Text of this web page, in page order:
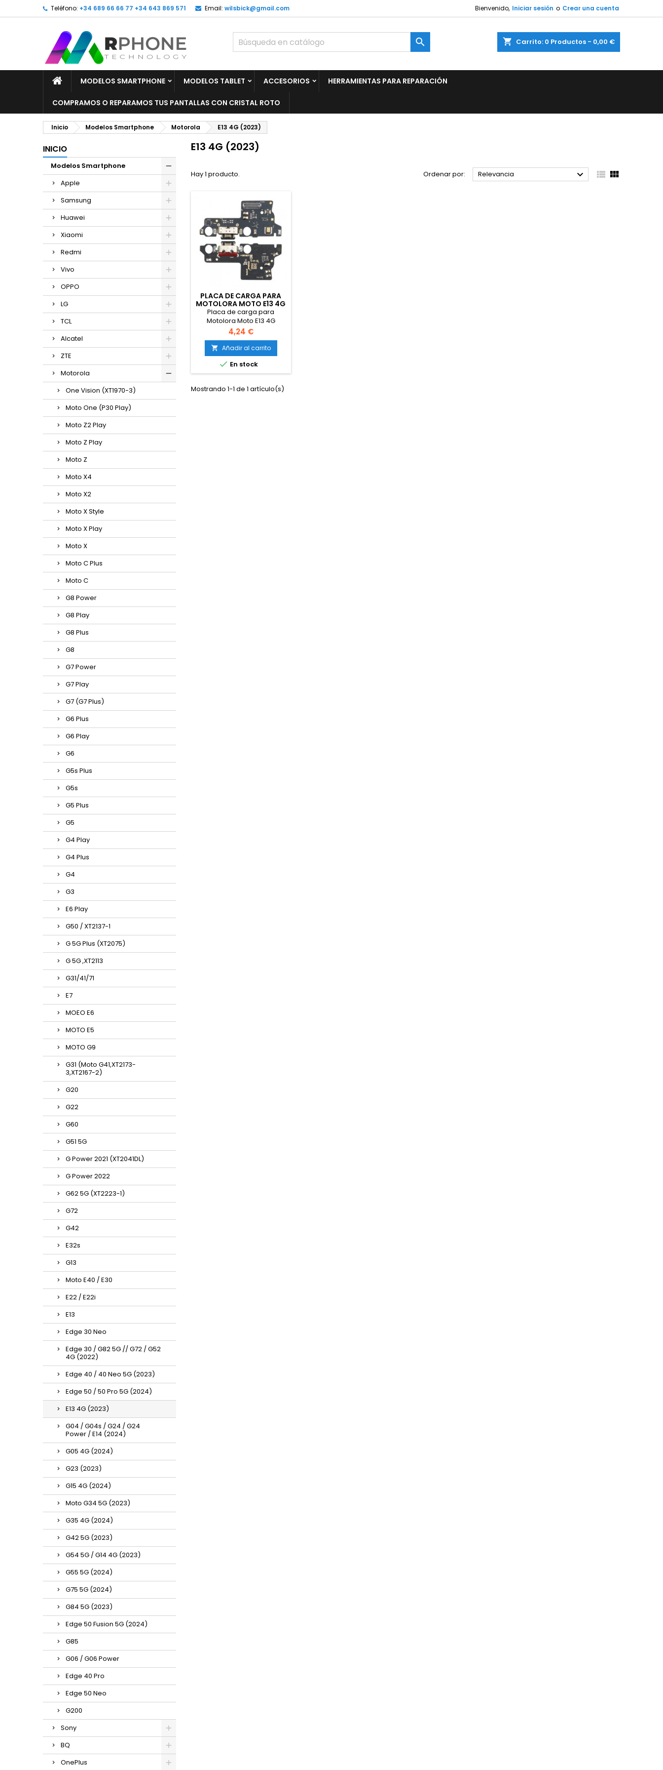
Teléfono: +34 689 66 66 77 +34 643 869 571 Email: wilsbick@gmail.com Bienvenido, Iniciar sesión o Crear una cuenta
shopping_cart Carrito: 0 Productos - 0,00 €

MODELOS SMARTPHONE MODELOS TABLET ACCESORIOS HERRAMIENTAS PARA REPARACIÓN
COMPRAMOS O REPARAMOS TUS PANTALLAS CON CRISTAL ROTO
Inicio Modelos Smartphone Motorola E13 4G (2023)
INICIO
Modelos Smartphone
Apple
Samsung
Huawei
Xiaomi
Redmi
Vivo
OPPO
LG
TCL
Alcatel
ZTE
Motorola
One Vision (XT1970-3)
Moto One (P30 Play)
Moto Z2 Play
Moto Z Play
Moto Z
Moto X4
Moto X2
Moto X Style
Moto X Play
Moto X
Moto C Plus
Moto C
G8 Power
G8 Play
G8 Plus
G8
G7 Power
G7 Play
G7 (G7 Plus)
G6 Plus
G6 Play
G6
G5s Plus
G5s
G5 Plus
G5
G4 Play
G4 Plus
G4
G3
E6 Play
G50 / XT2137-1
G 5G Plus (XT2075)
G 5G ,XT2113
G31/41/71
E7
MOEO E6
MOTO E5
MOTO G9
G31 (Moto G41,XT2173-
3,XT2167-2)
G20
G22
G60
G51 5G
G Power 2021 (XT2041DL)
G Power 2022
G62 5G (XT2223-1)
G72
G42
E32s
G13
Moto E40 / E30
E22 / E22i
E13
Edge 30 Neo
Edge 30 / G82 5G // G72 / G52
4G (2022)
Edge 40 / 40 Neo 5G (2023)
Edge 50 / 50 Pro 5G (2024)
E13 4G (2023)
G04 / G04s / G24 / G24
Power / E14 (2024)
G05 4G (2024)
G23 (2023)
G15 4G (2024)
Moto G34 5G (2023)
G35 4G (2024)
G42 5G (2023)
G54 5G / G14 4G (2023)
G55 5G (2024)
G75 5G (2024)
G84 5G (2023)
Edge 50 Fusion 5G (2024)
G85
G06 / G06 Power
Edge 40 Pro
Edge 50 Neo
G200
Sony
BQ
OnePlus
E13 4G (2023)
Hay 1 producto. Ordenar por: Relevancia   
PLACA DE CARGA PARA
MOTOLORA MOTO E13 4G
(2023)
Placa de carga para
Motolora Moto E13 4G
(2023)
Precio
4,24 €
 Añadir al carrito
 En stock
Mostrando 1-1 de 1 artículo(s)